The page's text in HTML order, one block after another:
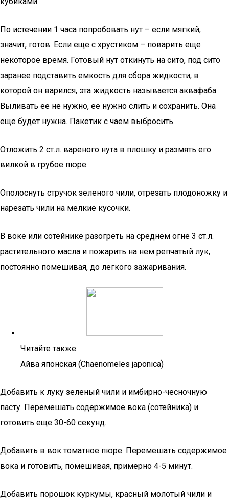
По истечении 1 часа попробовать нут – если мягкий,
значит, готов. Если еще с хрустиком – поварить еще
некоторое время. Готовый нут откинуть на сито, под сито
заранее подставить емкость для сбора жидкости, в
которой он варился, эта жидкость называется аквафаба.
Выливать ее не нужно, ее нужно слить и сохранить. Она
еще будет нужна. Пакетик с чаем выбросить.
Отложить 2 ст.л. вареного нута в плошку и размять его
вилкой в грубое пюре.
Ополоснуть стручок зеленого чили, отрезать плодоножку и
нарезать чили на мелкие кусочки.
В воке или сотейнике разогреть на среднем огне 3 ст.л.
растительного масла и пожарить на нем репчатый лук,
постоянно помешивая, до легкого зажаривания.
Читайте также:
Айва японская (Chaenomeles japonica)
Добавить к луку зеленый чили и имбирно-чесночную
пасту. Перемешать содержимое вока (сотейника) и
готовить еще 30-60 секунд.
Добавить в вок томатное пюре. Перемешать содержимое
вока и готовить, помешивая, примерно 4-5 минут.
Добавить порошок куркумы, красный молотый чили и